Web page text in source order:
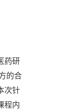
药研
的合
次针
程内